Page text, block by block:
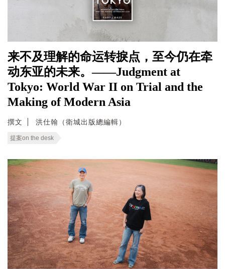
来不及理解的命运转捩点，至今仍在牵
动东亚的未来。——Judgment at
Tokyo: World War II on Trial and the
Making of Modern Asia
撰文 洪仕翰（衛城出版總編輯）
提案on the desk